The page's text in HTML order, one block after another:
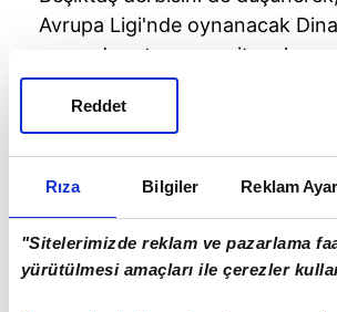
Rıza Bilgiler Reklam
"Sitelerimizde reklam ve pazarlama
yürütülmesi amaçları ile çerezler
Reddet
Avrupa Ligi'nde oynanacak
maçında rotasyona gitme kararı